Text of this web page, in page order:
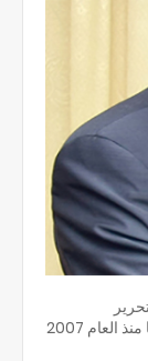
الفلسطينية ورئيس الدائرة العسكرية والامنية فيها منذ العام 2007